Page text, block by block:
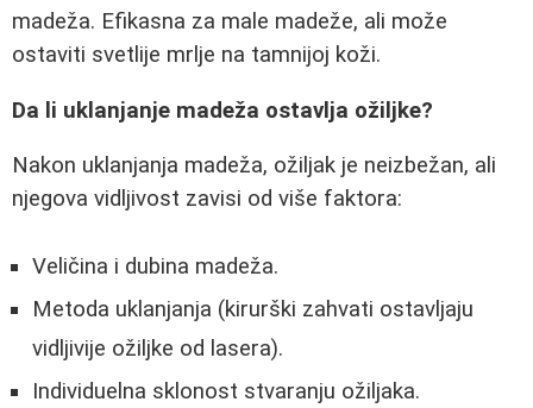
madeža. Efikasna za male madeže, ali može
ostaviti svetlije mrlje na tamnijoj koži.
Da li uklanjanje madeža ostavlja ožiljke?
Nakon uklanjanja madeža, ožiljak je neizbežan, ali
njegova vidljivost zavisi od više faktora:
Veličina i dubina madeža.
Metoda uklanjanja (kirurški zahvati ostavljaju
vidljivije ožiljke od lasera).
Individuelna sklonost stvaranju ožiljaka.